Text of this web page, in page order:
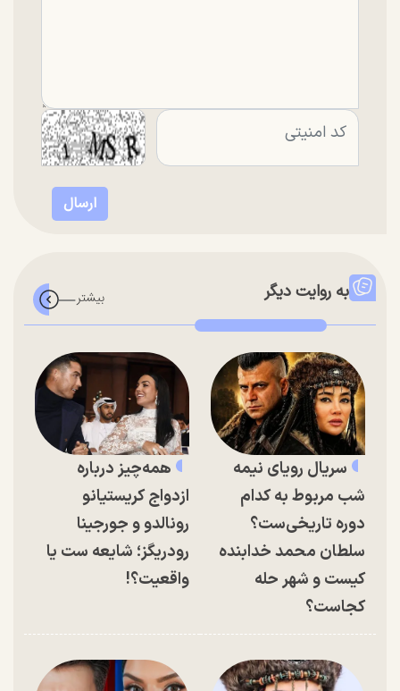
به روایت دیگر
سریال رویای نیمه
شب مربوط به کدام
دوره تاریخی‌ست؟
سلطان محمد خدابنده
کیست و شهر حله
کجاست؟
همه‌چیز درباره
ازدواج کریستیانو
رونالدو و جورجینا
رودریگز؛ شایعه ست یا
واقعیت؟!